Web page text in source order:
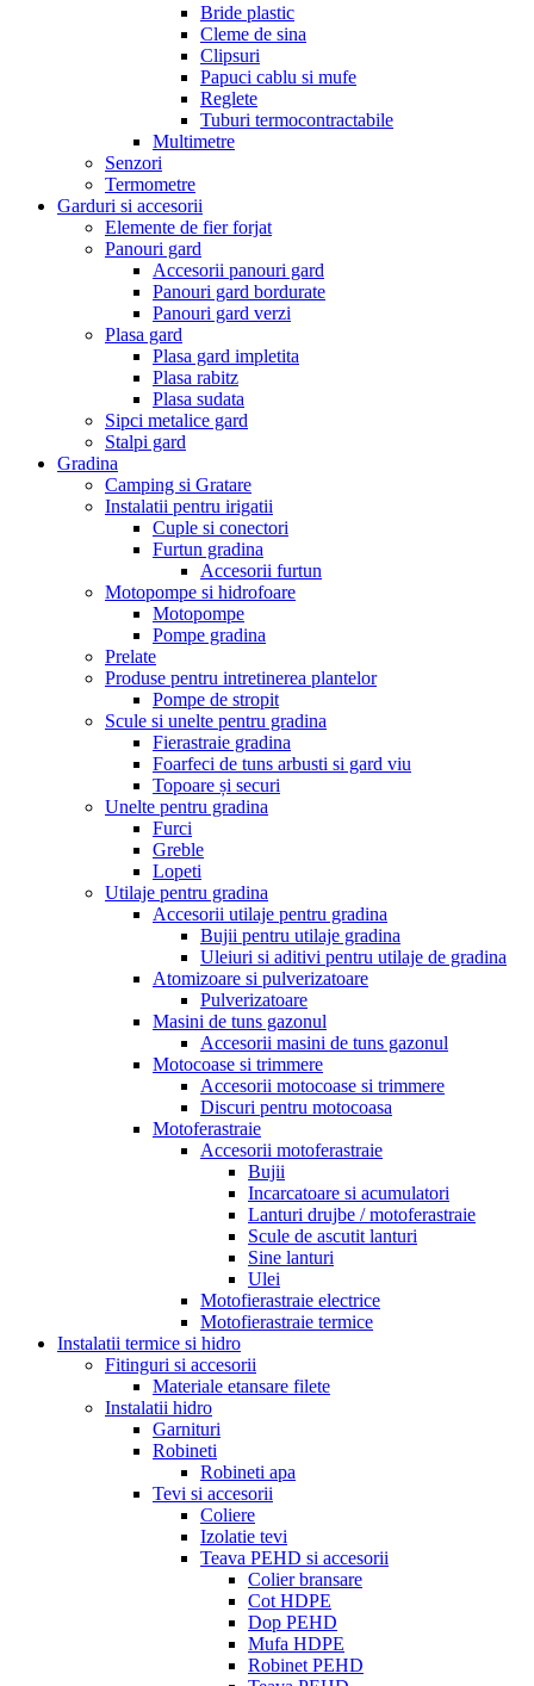
Bride plastic
Cleme de sina
Clipsuri
Papuci cablu si mufe
Reglete
Tuburi termocontractabile
Multimetre
Senzori
Termometre
Garduri si accesorii
Elemente de fier forjat
Panouri gard
Accesorii panouri gard
Panouri gard bordurate
Panouri gard verzi
Plasa gard
Plasa gard impletita
Plasa rabitz
Plasa sudata
Sipci metalice gard
Stalpi gard
Gradina
Camping si Gratare
Instalatii pentru irigatii
Cuple si conectori
Furtun gradina
Accesorii furtun
Motopompe si hidrofoare
Motopompe
Pompe gradina
Prelate
Produse pentru intretinerea plantelor
Pompe de stropit
Scule si unelte pentru gradina
Fierastraie gradina
Foarfeci de tuns arbusti si gard viu
Topoare și securi
Unelte pentru gradina
Furci
Greble
Lopeti
Utilaje pentru gradina
Accesorii utilaje pentru gradina
Bujii pentru utilaje gradina
Uleiuri si aditivi pentru utilaje de gradina
Atomizoare si pulverizatoare
Pulverizatoare
Masini de tuns gazonul
Accesorii masini de tuns gazonul
Motocoase si trimmere
Accesorii motocoase si trimmere
Discuri pentru motocoasa
Motoferastraie
Accesorii motoferastraie
Bujii
Incarcatoare si acumulatori
Lanturi drujbe / motoferastraie
Scule de ascutit lanturi
Sine lanturi
Ulei
Motofierastraie electrice
Motofierastraie termice
Instalatii termice si hidro
Fitinguri si accesorii
Materiale etansare filete
Instalatii hidro
Garnituri
Robineti
Robineti apa
Tevi si accesorii
Coliere
Izolatie tevi
Teava PEHD si accesorii
Colier bransare
Cot HDPE
Dop PEHD
Mufa HDPE
Robinet PEHD